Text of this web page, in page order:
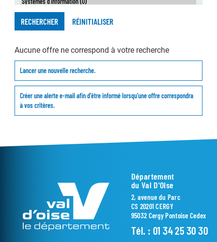
RECHERCHER RÉINITIALISER
Aucune offre ne correspond à votre recherche
Lancer une nouvelle recherche.
Créer une alerte e-mail afin d'être informé lorsqu'une offre correspondra
à vos critères.
Département
du Val D'Oise
2, avenue du Parc
CS 20201 CERGY
95032 Cergy Pontoise Cedex
Tél. : 01 34 25 30 30